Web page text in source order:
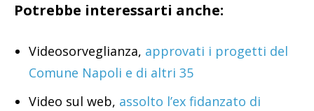
Potrebbe interessarti anche:
Videosorveglianza, approvati i progetti del
Comune Napoli e di altri 35
Video sul web, assolto l’ex fidanzato di